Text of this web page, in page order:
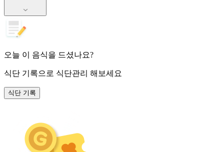
오늘 이 음식을 드셨나요?
식단 기록으로 식단관리 해보세요
식단 기록